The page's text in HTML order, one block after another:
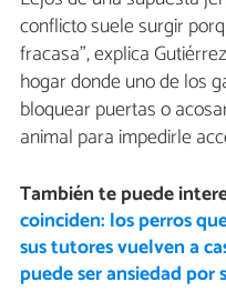
conflicto suele surgir
fracasa", explica
hogar donde uno de los
bloquear puertas o
animal para impedirle
También te puede
coinciden: los perros
sus tutores vuelven a
puede ser ansiedad por